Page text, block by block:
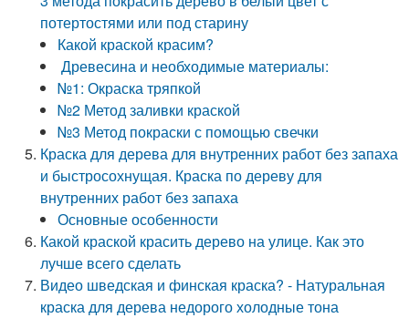
потертостями или под старину
Какой краской красим?
Древесина и необходимые материалы:
№1: Окраска тряпкой
№2 Метод заливки краской
№3 Метод покраски с помощью свечки
Краска для дерева для внутренних работ без запаха
и быстросохнущая. Краска по дереву для
внутренних работ без запаха
Основные особенности
Какой краской красить дерево на улице. Как это
лучше всего сделать
Видео шведская и финская краска? - Натуральная
краска для дерева недорого холодные тона